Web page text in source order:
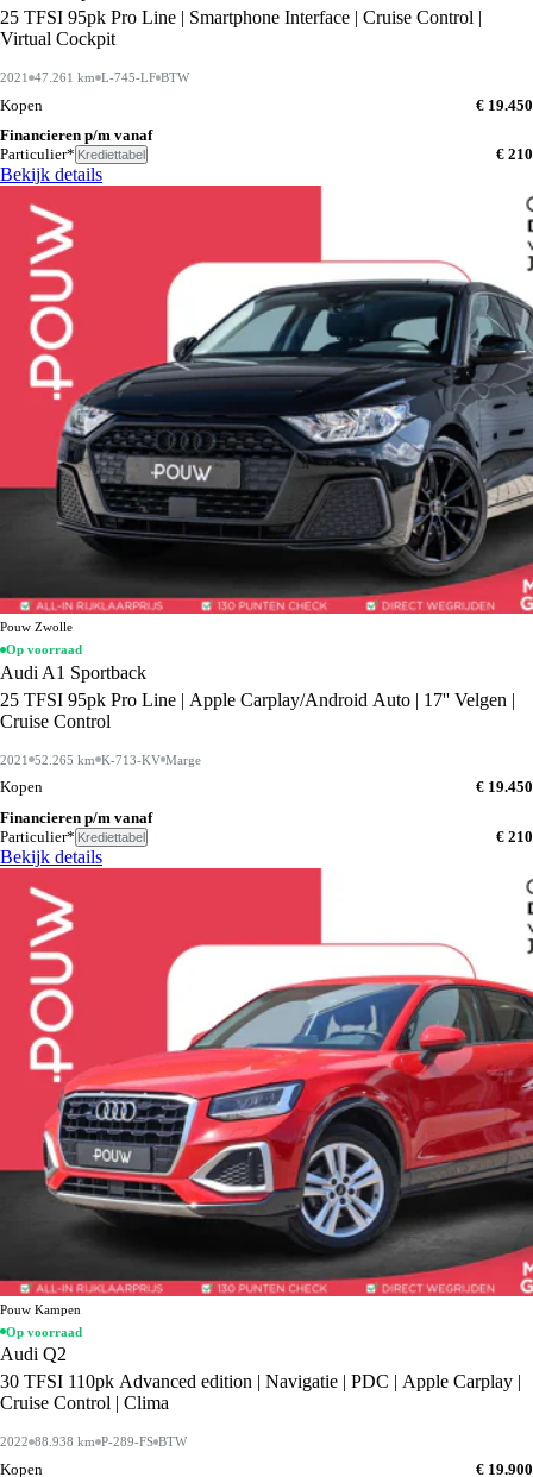
25 TFSI 95pk Pro Line | Smartphone Interface | Cruise Control |
Virtual Cockpit
2021 47.261 km L-745-LF BTW
Kopen
€ 19.450
Financieren p/m vanaf
Particulier* Krediettabel € 210
Bekijk details
Pouw Zwolle
Op voorraad
Audi A1 Sportback
25 TFSI 95pk Pro Line | Apple Carplay/Android Auto | 17'' Velgen |
Cruise Control
2021 52.265 km K-713-KV Marge
Kopen
€ 19.450
Financieren p/m vanaf
Particulier* Krediettabel € 210
Bekijk details
Pouw Kampen
Op voorraad
Audi Q2
30 TFSI 110pk Advanced edition | Navigatie | PDC | Apple Carplay |
Cruise Control | Clima
2022 88.938 km P-289-FS BTW
Kopen
€ 19.900